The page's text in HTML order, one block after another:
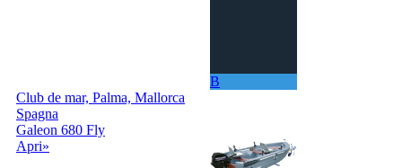
B
Club de mar, Palma, Mallorca
Spagna
Galeon 680 Fly
Apri»